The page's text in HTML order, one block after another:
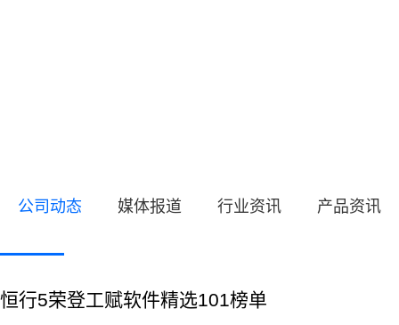
公司动态 媒体报道 行业资讯 产品资讯
恒行5荣登工赋软件精选101榜单